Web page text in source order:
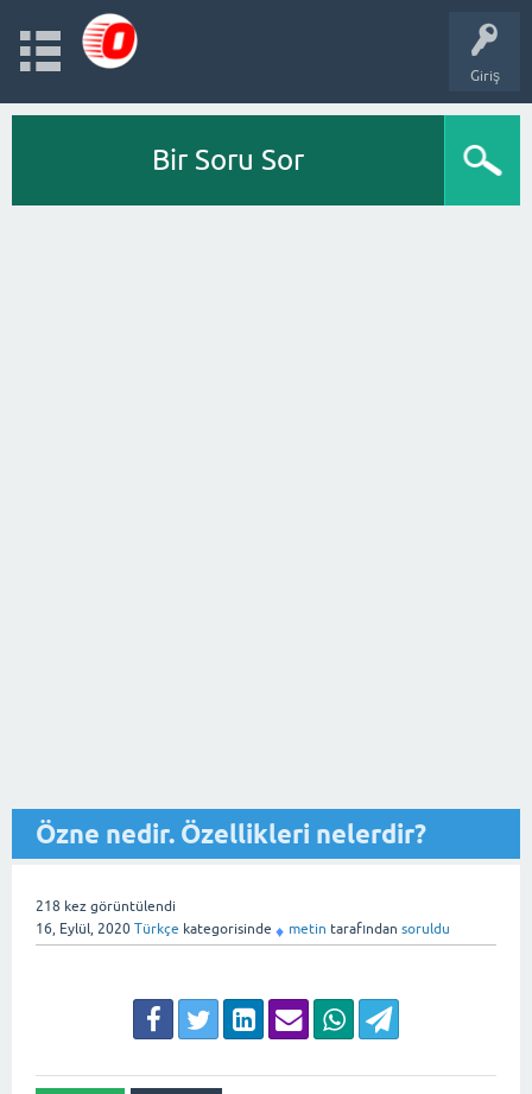
Giriş
Bir Soru Sor
Özne nedir. Özellikleri nelerdir?
218 kez görüntülendi
16, Eylül, 2020 Türkçe kategorisinde ♦ metin tarafından soruldu